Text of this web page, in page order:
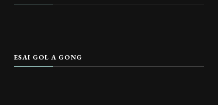
ESAI GOL A GONG